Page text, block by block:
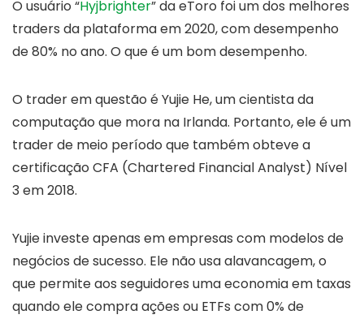
O usuário “Hyjbrighter” da eToro foi um dos melhores
traders da plataforma em 2020, com desempenho
de 80% no ano. O que é um bom desempenho.
O trader em questão é Yujie He, um cientista da
computação que mora na Irlanda. Portanto, ele é um
trader de meio período que também obteve a
certificação CFA (Chartered Financial Analyst) Nível
3 em 2018.
Yujie investe apenas em empresas com modelos de
negócios de sucesso. Ele não usa alavancagem, o
que permite aos seguidores uma economia em taxas
quando ele compra ações ou ETFs com 0% de